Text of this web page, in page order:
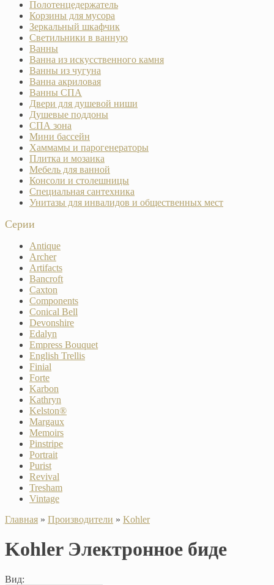
Полотенцедержатель
Корзины для мусора
Зеркальный шкафчик
Светильники в ванную
Ванны
Ванна из искусственного камня
Ванны из чугуна
Ванна акриловая
Ванны СПА
Двери для душевой ниши
Душевые поддоны
СПА зона
Мини бассейн
Хаммамы и парогенераторы
Плитка и мозаика
Мебель для ванной
Консоли и столешницы
Специальная сантехника
Унитазы для инвалидов и общественных мест
Серии
Antique
Archer
Artifacts
Bancroft
Caxton
Components
Conical Bell
Devonshire
Edalyn
Empress Bouquet
English Trellis
Finial
Forte
Karbon
Kathryn
Kelston®
Margaux
Memoirs
Pinstripe
Portrait
Purist
Revival
Tresham
Vintage
Главная » Производители » Kohler
Kohler Электронное биде
Вид: